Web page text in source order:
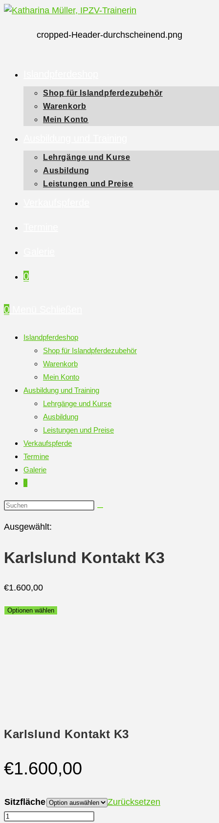
Zum
springencropped-Header-durchscheinend.png
Shop für Islandpferdezubehör
Warenkorb
Mein Konto
Lehrgänge und Kurse
Ausbildung
Leistungen und Preise
0
0
Islandpferdeshop
Shop für Islandpferdezubehör
Warenkorb
Mein Konto
Ausbildung und Training
Lehrgänge und Kurse
Ausbildung
Leistungen und Preise
Verkaufspferde
Termine
Galerie
0
Diese
durchsuchen
Ausgewählt:
Karlslund Kontakt K3
€1.600,00
Optionen wählen
Karlslund Kontakt K3
€1.600,00
Sitzfläche
Zurücksetzen
Karlslund